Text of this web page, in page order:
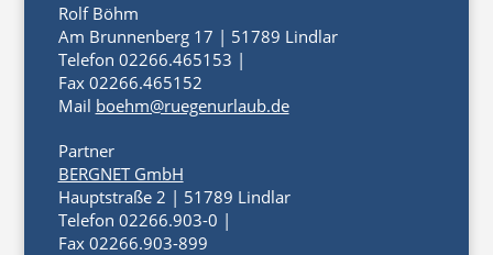
Rolf Böhm
Am Brunnenberg 17 | 51789 Lindlar
Telefon 02266.465153 |
Fax 02266.465152
Mail boehm@ruegenurlaub.de
Partner
BERGNET GmbH
Hauptstraße 2 | 51789 Lindlar
Telefon 02266.903-0 |
Fax 02266.903-899